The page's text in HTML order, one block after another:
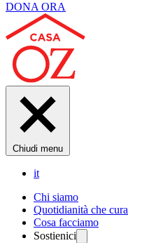
DONA ORA
Chiudi menu
it
Chi siamo
Quotidianità che cura
Cosa facciamo
Sostienici